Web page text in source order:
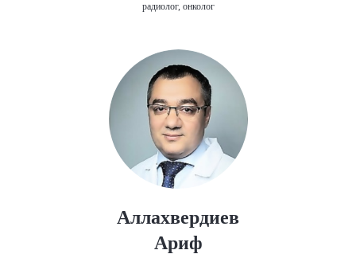
радиолог, онколог
Аллахвердиев
Ариф